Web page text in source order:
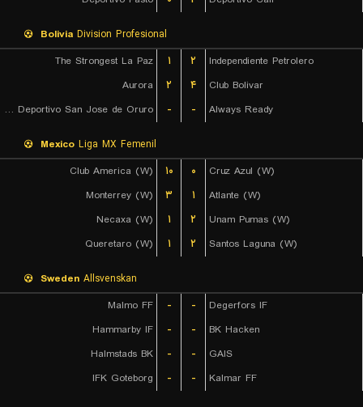
Bolivia Division Profesional
The Strongest La Paz
۱ ۲
Independiente Petrolero
Aurora
۲ ۴
Club Bolivar
GV Club Deportivo San Jose de Oruro
- - Always Ready
Mexico Liga MX Femenil
Club America (W)
۱۰ ۰
Cruz Azul (W)
Monterrey (W)
۳ ۱
Atlante (W)
Necaxa (W)
۱ ۲
Unam Pumas (W)
Queretaro (W)
۱ ۲ Santos Laguna (W)
Sweden Allsvenskan
Malmo FF
- -
Degerfors IF
Hammarby IF
- -
BK Hacken
Halmstads BK
- -
GAIS
IFK Goteborg
- - Kalmar FF